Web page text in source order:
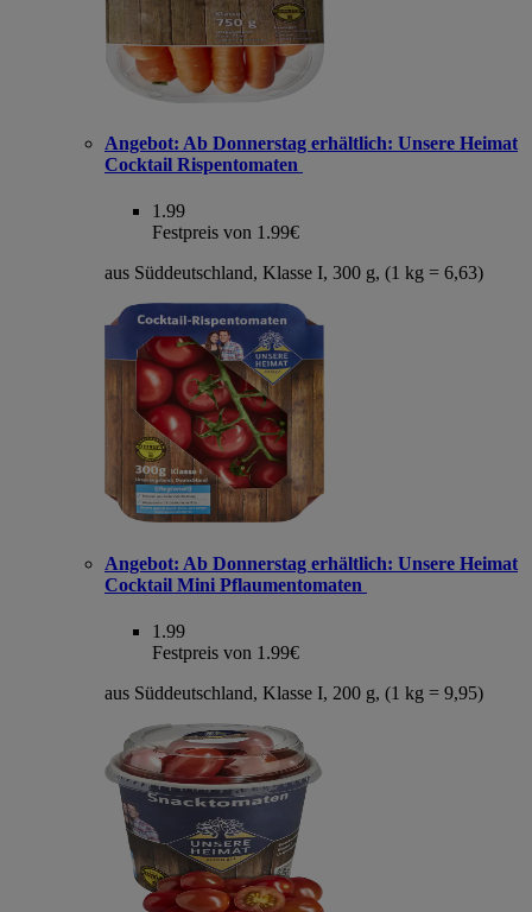
Angebot: Ab Donnerstag erhältlich: Unsere Heimat
Cocktail Rispentomaten
1.99
Festpreis von 1.99€
aus Süddeutschland, Klasse I, 300 g, (1 kg = 6,63)
Angebot: Ab Donnerstag erhältlich: Unsere Heimat
Cocktail Mini Pflaumentomaten
1.99
Festpreis von 1.99€
aus Süddeutschland, Klasse I, 200 g, (1 kg = 9,95)